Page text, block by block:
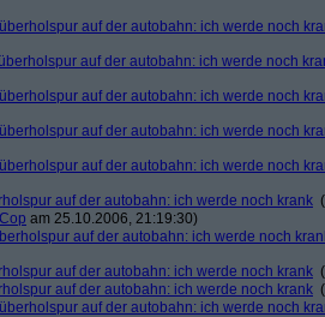
auf der autobahn: ich werde noch
auf der autobahn: ich werde noch
auf der autobahn: ich werde noch
auf der autobahn: ich werde noch
auf der autobahn: ich werde noch
auf der autobahn: ich werde noch krank (
am 25.10.2006, 21:19:30)
auf der autobahn: ich werde noch
auf der autobahn: ich werde noch krank (
auf der autobahn: ich werde noch krank (
auf der autobahn: ich werde noch